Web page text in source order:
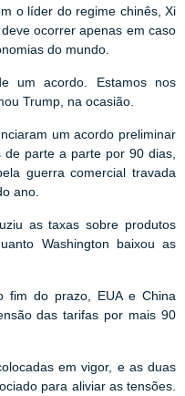
o líder do regime chinês, Xi
ocorrer apenas em caso
do mundo.
um acordo. Estamos nos
Trump, na ocasião.
um acordo preliminar
parte a parte por 90 dias,
guerra comercial travada
ano.
as taxas sobre produtos
Washington baixou as
fim do prazo, EUA e China
das tarifas por mais 90
em vigor, e as duas
para aliviar as tensões.